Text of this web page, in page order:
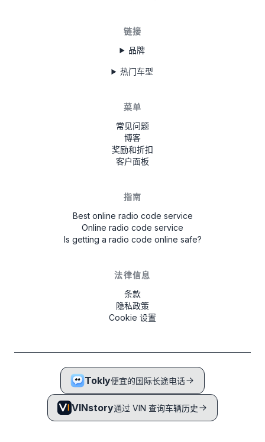
链接
品牌
热门车型
菜单
常见问题
博客
奖励和折扣
客户面板
指南
Best online radio code service
Online radio code service
Is getting a radio code online safe?
法律信息
条款
隐私政策
Cookie 设置
Tokly便宜的国际长途电话
VINstory通过 VIN 查询车辆历史